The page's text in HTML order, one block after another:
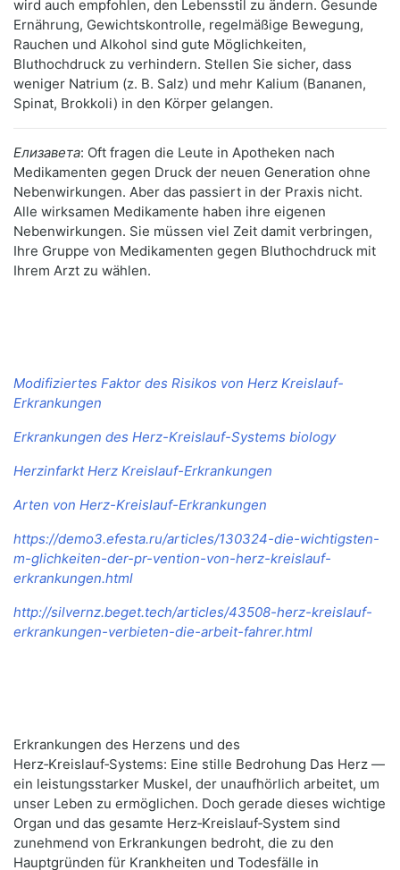
wird auch empfohlen, den Lebensstil zu ändern. Gesunde
Ernährung, Gewichtskontrolle, regelmäßige Bewegung,
Rauchen und Alkohol sind gute Möglichkeiten,
Bluthochdruck zu verhindern. Stellen Sie sicher, dass
weniger Natrium (z. B. Salz) und mehr Kalium (Bananen,
Spinat, Brokkoli) in den Körper gelangen.
Елизавета: Oft fragen die Leute in Apotheken nach
Medikamenten gegen Druck der neuen Generation ohne
Nebenwirkungen. Aber das passiert in der Praxis nicht.
Alle wirksamen Medikamente haben ihre eigenen
Nebenwirkungen. Sie müssen viel Zeit damit verbringen,
Ihre Gruppe von Medikamenten gegen Bluthochdruck mit
Ihrem Arzt zu wählen.
Modifiziertes Faktor des Risikos von Herz Kreislauf-
Erkrankungen
Erkrankungen des Herz-Kreislauf-Systems biology
Herzinfarkt Herz Kreislauf-Erkrankungen
Arten von Herz-Kreislauf-Erkrankungen
https://demo3.efesta.ru/articles/130324-die-wichtigsten-
m-glichkeiten-der-pr-vention-von-herz-kreislauf-
erkrankungen.html
http://silvernz.beget.tech/articles/43508-herz-kreislauf-
erkrankungen-verbieten-die-arbeit-fahrer.html
Erkrankungen des Herzens und des
Herz‑Kreislauf‑Systems: Eine stille Bedrohung Das Herz —
ein leistungsstarker Muskel, der unaufhörlich arbeitet, um
unser Leben zu ermöglichen. Doch gerade dieses wichtige
Organ und das gesamte Herz‑Kreislauf‑System sind
zunehmend von Erkrankungen bedroht, die zu den
Hauptgründen für Krankheiten und Todesfälle in